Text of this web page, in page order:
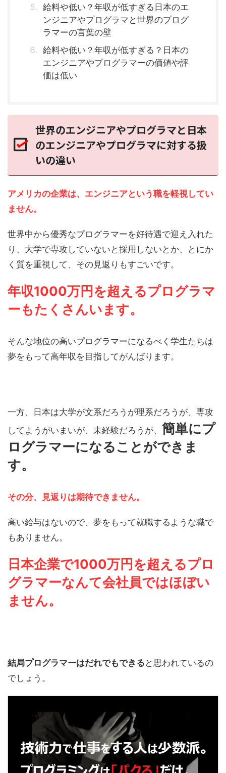
給料や低い？年収が低すぎる日本のエ
ンジニアやプログラマと世界のプログ
ラマーの言葉の壁
給料や低い？年収が低すぎる？日本の
エンジニアやプログラマーの価値や評
価は低い
世界のエンジニアやプログラマと日本
のエンジニアやプログラマに対する扱
いの違い
アメリカの企業は、エンジニアという職を軽視してい
ません。
世界中から優秀なプログラマーを好待遇で迎え入れた
り、大学で専攻していないと採用しないとか、とにか
く質を重視して、その見返りもすごいです。
年収1000万円を超えるプログラマ
ーもたくさんいます。
そんな地位の高いプログラマーになるべく学生たちは
夢をもって高年収を目指してがんばります。
一方、日本は大学が文系だろうが理系だろうが、専攻
してようがいまいが、未経験だろうが、 簡単にプ
ログラマーになることができま
す。
その分、見返りは期待できません。
高い給与はないので、夢をもって就職するような職で
もありません。
日本企業で1000万円を超えるプロ
グラマーなんて会社員ではほぼい
ません。
結局プログラマーはだれでもできる と思われているの
でしょう。